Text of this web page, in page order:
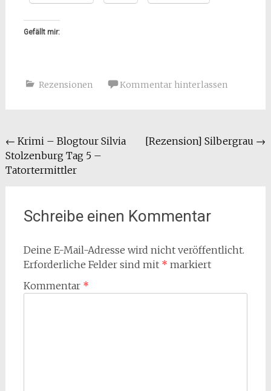
Gefällt mir:
Rezensionen Kommentar hinterlassen
Beitragsnavigation
← Krimi – Blogtour Silvia
Stolzenburg Tag 5 –
Tatortermittler
[Rezension] Silbergrau →
Schreibe einen Kommentar
Deine E-Mail-Adresse wird nicht veröffentlicht.
Erforderliche Felder sind mit * markiert
Kommentar *